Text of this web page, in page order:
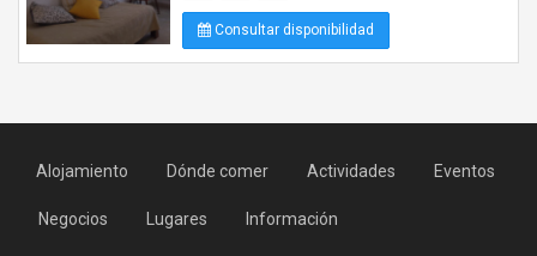
Consultar disponibilidad
Alojamiento Dónde comer Actividades Eventos
Negocios Lugares Información